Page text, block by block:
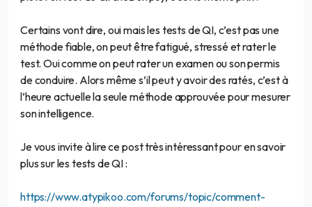
Certains vont dire, oui mais les tests de QI, c’est pas une
méthode fiable, on peut être fatigué, stressé et rater le
test. Oui comme on peut rater un examen ou son permis
de conduire. Alors même s’il peut y avoir des ratés, c’est à
l’heure actuelle la seule méthode approuvée pour mesurer
son intelligence.
Je vous invite à lire ce post très intéressant pour en savoir
plus sur les tests de QI :
https://www.atypikoo.com/forums/topic/comment-